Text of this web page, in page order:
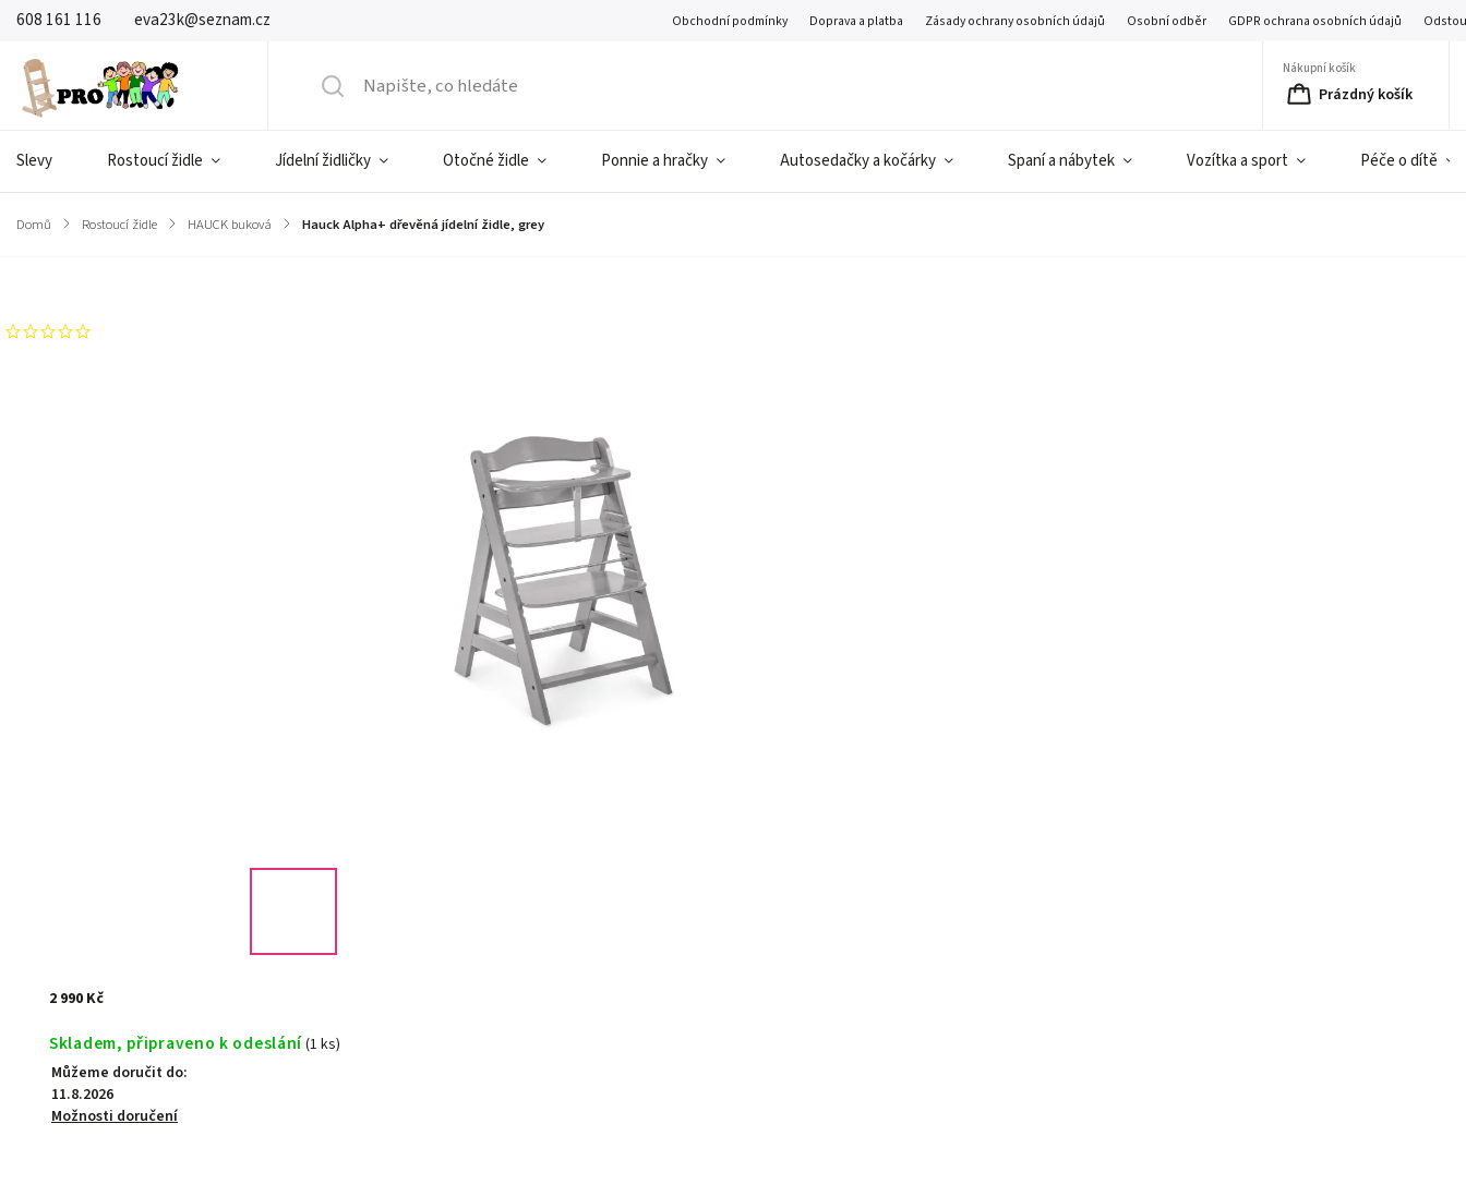
608 161 116 eva23k@seznam.cz Obchodní podmínky Doprava a platba Zásady ochrany osobních údajů Osobní odběr GDPR ochrana osobních údajů
Nákupní košík
Prázdný košík
Slevy Rostoucí židle Jídelní židličky Otočné židle Ponnie a hračky Autosedačky a kočárky Spaní a nábytek Vozítka a sport Péče o dítě
Domů / Rostoucí židle / HAUCK buková / Hauck Alpha+ dřevěná jídelní židle, grey
2 990 Kč
Skladem, připraveno k odeslání(1 ks)
Můžeme doručit do:
11.8.2026
Možnosti doručení